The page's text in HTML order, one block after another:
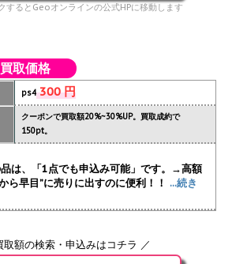
するとGeoオンラインの公式HPに移動します
買取価格
ps4300 円
クーポンで買取額20%~30%UP。買取成約で
150pt。
は、「1点でも申込み可能」です。→高額
ら早目”に売りに出すのに便利！！ ...続き
取額の検索・申込みはコチラ ／